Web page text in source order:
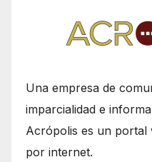
Una empresa de
imparcialidad e
Acrópolis es un portal
por internet.